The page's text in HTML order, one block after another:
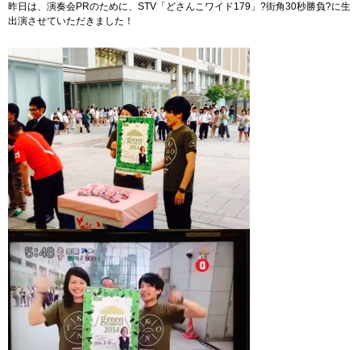
昨日は、演奏会PRのために、STV「どさんこワイド179」?街角30秒勝負?に生
出演させていただきました！